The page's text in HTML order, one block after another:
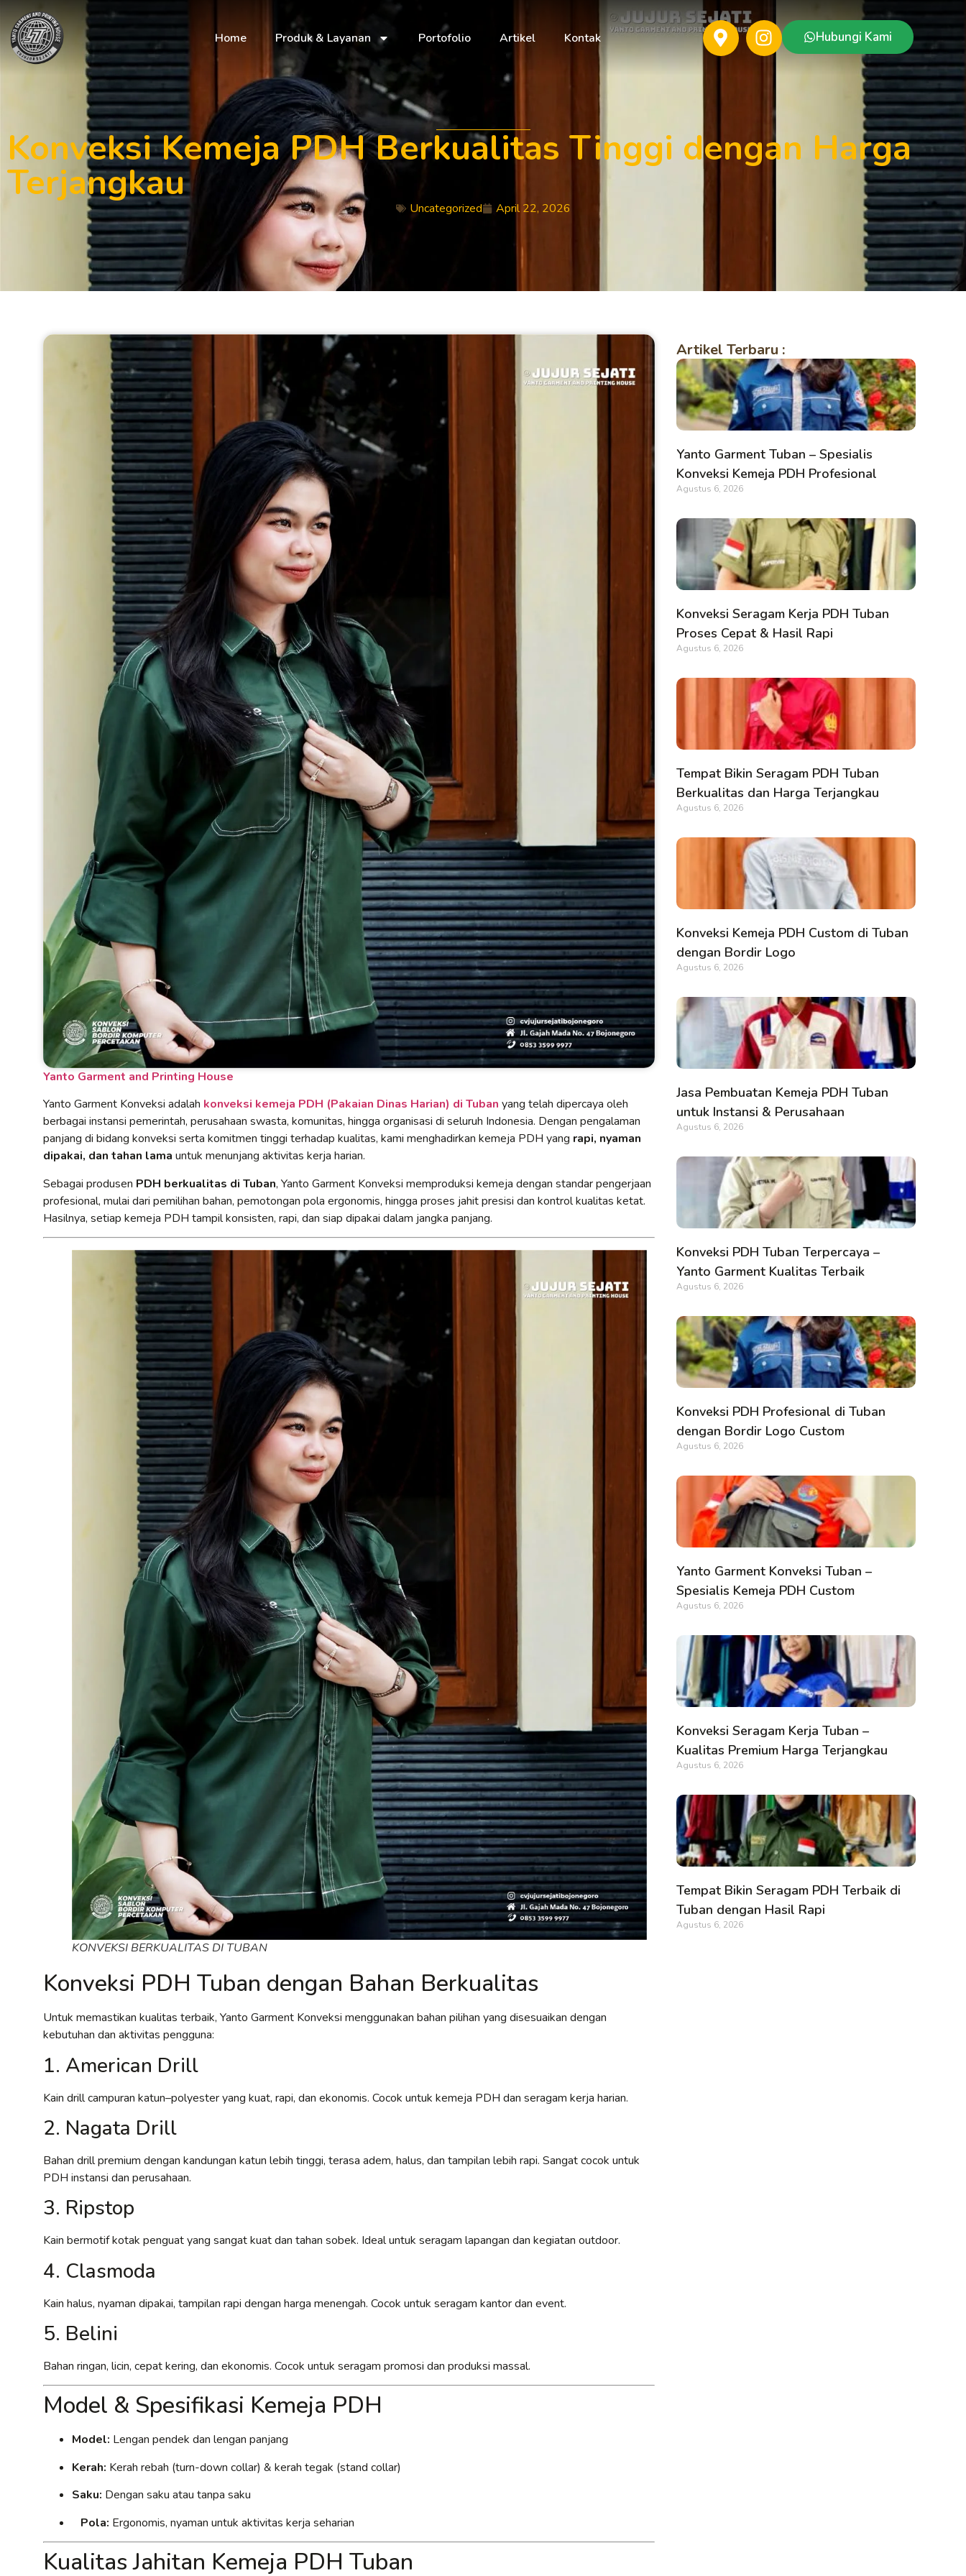
Home Produk & Layanan Portofolio Artikel Kontak Hubungi Kami
Konveksi Kemeja PDH Berkualitas Tinggi dengan Harga
Terjangkau
Uncategorized April 22, 2026
Yanto Garment and Printing House
Yanto Garment Konveksi adalah konveksi kemeja PDH (Pakaian Dinas Harian) di Tuban yang telah dipercaya oleh
berbagai instansi pemerintah, perusahaan swasta, komunitas, hingga organisasi di seluruh Indonesia. Dengan pengalaman
panjang di bidang konveksi serta komitmen tinggi terhadap kualitas, kami menghadirkan kemeja PDH yang rapi, nyaman
dipakai, dan tahan lama untuk menunjang aktivitas kerja harian.
Sebagai produsen PDH berkualitas di Tuban, Yanto Garment Konveksi memproduksi kemeja dengan standar pengerjaan
profesional, mulai dari pemilihan bahan, pemotongan pola ergonomis, hingga proses jahit presisi dan kontrol kualitas ketat.
Hasilnya, setiap kemeja PDH tampil konsisten, rapi, dan siap dipakai dalam jangka panjang.
KONVEKSI BERKUALITAS DI TUBAN
Konveksi PDH Tuban dengan Bahan Berkualitas
Untuk memastikan kualitas terbaik, Yanto Garment Konveksi menggunakan bahan pilihan yang disesuaikan dengan
kebutuhan dan aktivitas pengguna:
1. American Drill
Kain drill campuran katun–polyester yang kuat, rapi, dan ekonomis. Cocok untuk kemeja PDH dan seragam kerja harian.
2. Nagata Drill
Bahan drill premium dengan kandungan katun lebih tinggi, terasa adem, halus, dan tampilan lebih rapi. Sangat cocok untuk
PDH instansi dan perusahaan.
3. Ripstop
Kain bermotif kotak penguat yang sangat kuat dan tahan sobek. Ideal untuk seragam lapangan dan kegiatan outdoor.
4. Clasmoda
Kain halus, nyaman dipakai, tampilan rapi dengan harga menengah. Cocok untuk seragam kantor dan event.
5. Belini
Bahan ringan, licin, cepat kering, dan ekonomis. Cocok untuk seragam promosi dan produksi massal.
Model & Spesifikasi Kemeja PDH
Model: Lengan pendek dan lengan panjang
Kerah: Kerah rebah (turn-down collar) & kerah tegak (stand collar)
Saku: Dengan saku atau tanpa saku
Pola: Ergonomis, nyaman untuk aktivitas kerja seharian
Kualitas Jahitan Kemeja PDH Tuban
Artikel Terbaru :
Yanto Garment Tuban – Spesialis
Konveksi Kemeja PDH Profesional
Agustus 6, 2026
Konveksi Seragam Kerja PDH Tuban
Proses Cepat & Hasil Rapi
Agustus 6, 2026
Tempat Bikin Seragam PDH Tuban
Berkualitas dan Harga Terjangkau
Agustus 6, 2026
Konveksi Kemeja PDH Custom di Tuban
dengan Bordir Logo
Agustus 6, 2026
Jasa Pembuatan Kemeja PDH Tuban
untuk Instansi & Perusahaan
Agustus 6, 2026
Konveksi PDH Tuban Terpercaya –
Yanto Garment Kualitas Terbaik
Agustus 6, 2026
Konveksi PDH Profesional di Tuban
dengan Bordir Logo Custom
Agustus 6, 2026
Yanto Garment Konveksi Tuban –
Spesialis Kemeja PDH Custom
Agustus 6, 2026
Konveksi Seragam Kerja Tuban –
Kualitas Premium Harga Terjangkau
Agustus 6, 2026
Tempat Bikin Seragam PDH Terbaik di
Tuban dengan Hasil Rapi
Agustus 6, 2026